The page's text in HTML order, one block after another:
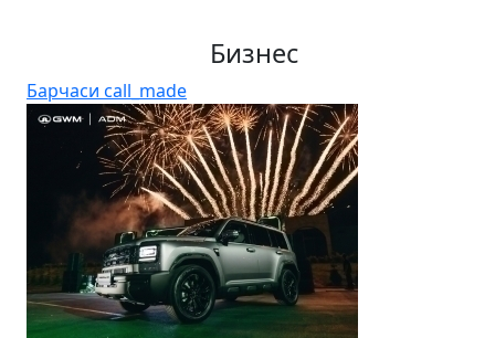
Бизнес
Барчаси call_made